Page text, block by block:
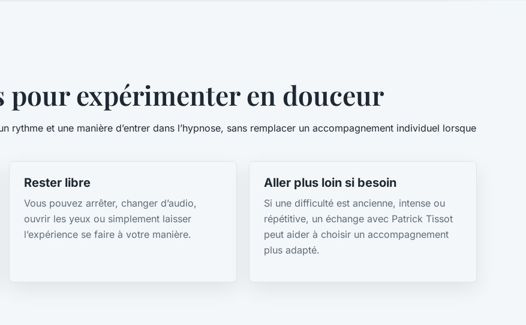
pour expérimenter en douceur
rythme et une manière d’entrer dans l’hypnose, sans remplacer un accompagnement individuel lorsque
Rester libre
Vous pouvez arrêter, changer d’audio,
ouvrir les yeux ou simplement laisser
l’expérience se faire à votre manière.
Aller plus loin si besoin
Si une difficulté est ancienne, intense ou
répétitive, un échange avec Patrick Tissot
peut aider à choisir un accompagnement
plus adapté.